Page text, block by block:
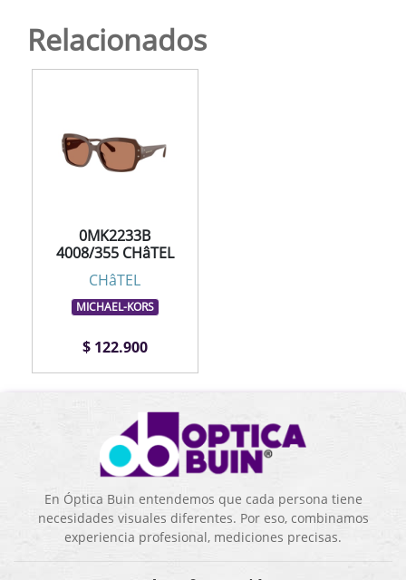
Relacionados
0MK2233B
4008/355 CHâTEL
CHâTEL
MICHAEL-KORS
$ 122.900
En Óptica Buin entendemos que cada persona tiene
necesidades visuales diferentes. Por eso, combinamos
experiencia profesional, mediciones precisas.